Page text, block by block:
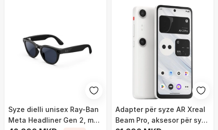
Syze dielli unisex Ray-Ban
Meta Headliner Gen 2, me
Adapter për syze AR Xreal
Beam Pro, aksesor për syze